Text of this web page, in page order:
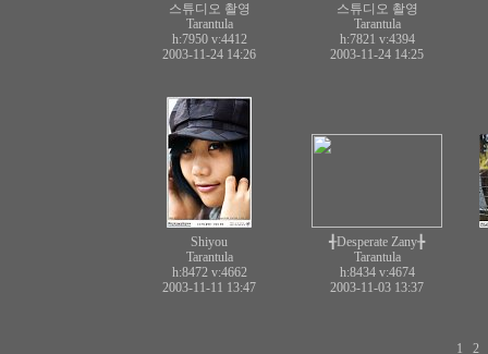
스튜디오 촬영
Tarantula
h:7950 v:4412
2003-11-24 14:26
스튜디오 촬영
Tarantula
h:7821 v:4394
2003-11-24 14:25
Shiyou
Tarantula
h:8472 v:4662
2003-11-11 13:47
╉Desperate Zany╊
Tarantula
h:8434 v:4674
2003-11-03 13:37
1 2